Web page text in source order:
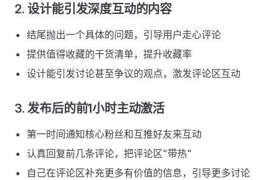
2. 设计能引发深度互动的内容
结尾抛出一个具体的问题，引导用户走心评论
提供值得收藏的干货清单，提升收藏率
设计能引发讨论甚至争议的观点，激发评论区互动
3. 发布后的前1小时主动激活
第一时间通知核心粉丝和互推好友来互动
认真回复前几条评论，把评论区"带热"
自己在评论区补充更多有价值的信息，引导更多讨论